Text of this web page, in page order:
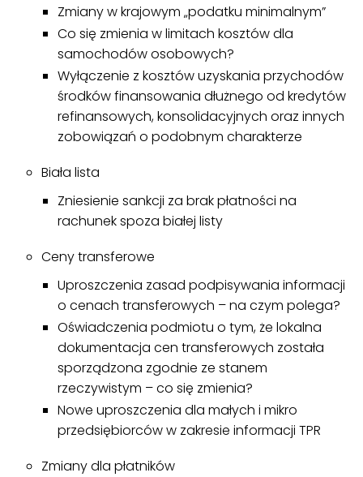
Zmiany w krajowym „podatku minimalnym”
Co się zmienia w limitach kosztów dla
samochodów osobowych?
Wyłączenie z kosztów uzyskania przychodów
środków finansowania dłużnego od kredytów
refinansowych, konsolidacyjnych oraz innych
zobowiązań o podobnym charakterze
Biała lista
Zniesienie sankcji za brak płatności na
rachunek spoza białej listy
Ceny transferowe
Uproszczenia zasad podpisywania informacji
o cenach transferowych – na czym polega?
Oświadczenia podmiotu o tym, że lokalna
dokumentacja cen transferowych została
sporządzona zgodnie ze stanem
rzeczywistym – co się zmienia?
Nowe uproszczenia dla małych i mikro
przedsiębiorców w zakresie informacji TPR
Zmiany dla płatników